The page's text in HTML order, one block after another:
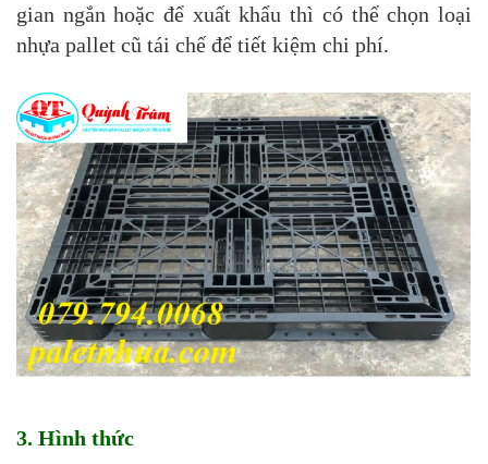
gian ngắn hoặc để xuất khẩu thì có thể chọn loại
nhựa pallet cũ tái chế để tiết kiệm chi phí.
3. Hình thức